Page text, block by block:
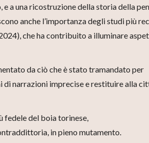
a una ricostruzione della storia della
anche l’importanza degli studi più
che ha contribuito a illuminare
da ciò che è stato tramandato per
di narrazioni imprecise e restituire alla
fedele del boia torinese,
in pieno mutamento.